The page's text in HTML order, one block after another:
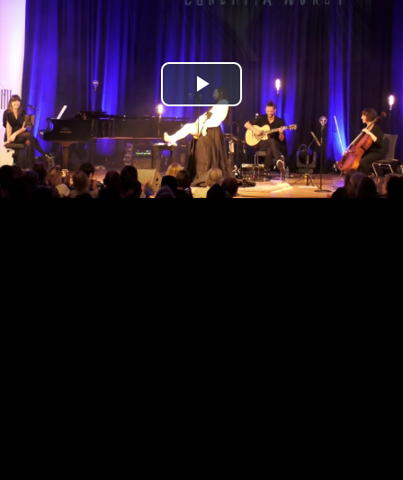
Play
Video